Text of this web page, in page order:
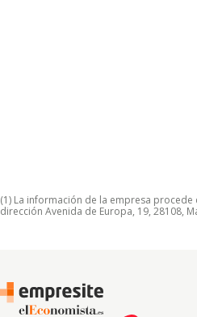
(1) La información de la empresa procede
dirección Avenida de Europa, 19, 28108,